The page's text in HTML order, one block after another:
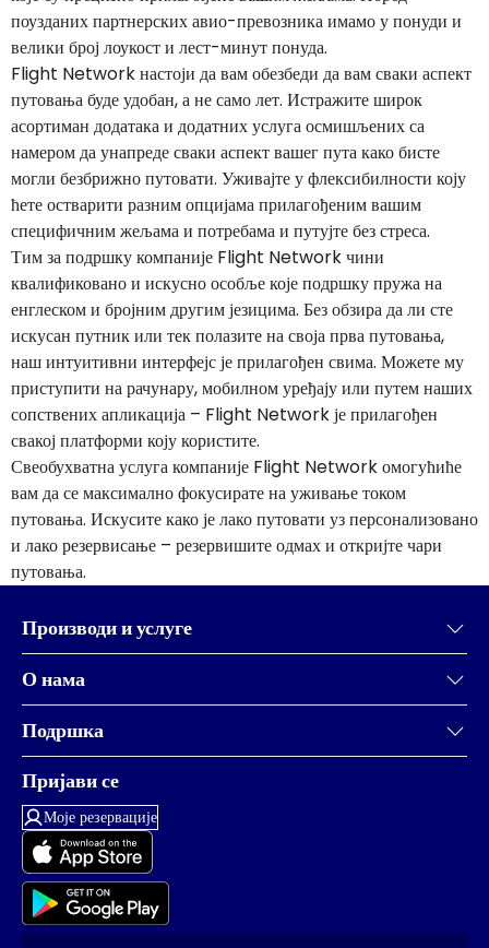
поузданих партнерских авио-превозника имамо у понуди и
велики број лоукост и лест-минут понуда.
Flight Network настоји да вам обезбеди да вам сваки аспект
путовања буде удобан, а не само лет. Истражите широк
асортиман додатака и додатних услуга осмишљених са
намером да унапреде сваки аспект вашег пута како бисте
могли безбрижно путовати. Уживајте у флексибилности коју
ћете остварити разним опцијама прилагођеним вашим
специфичним жељама и потребама и путујте без стреса.
Тим за подршку компаније Flight Network чини
квалификовано и искусно особље које подршку пружа на
енглеском и бројним другим језицима. Без обзира да ли сте
искусан путник или тек полазите на своја прва путовања,
наш интуитивни интерфејс је прилагођен свима. Можете му
приступити на рачунару, мобилном уређају или путем наших
сопствених апликација – Flight Network је прилагођен
свакој платформи коју користите.
Свеобухватна услуга компаније Flight Network омогућиће
вам да се максимално фокусирате на уживање током
путовања. Искусите како је лако путовати уз персонализовано
и лако резервисање – резервишите одмах и откријте чари
путовања.
Производи и услуге
О нама
Подршка
Пријави се
Моје резервације